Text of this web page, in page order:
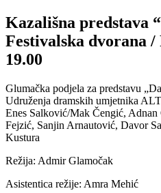
Kazališna predstava
Festivalska dvorana /
19.00
Glumačka podjela za predstavu
Udruženja dramskih umjetnika
Enes Salković/Mak Čengić,
Fejzić, Sanjin Arnautović, Davor
Kustura
Režija: Admir Glamočak
Asistentica režije: Amra Mehić